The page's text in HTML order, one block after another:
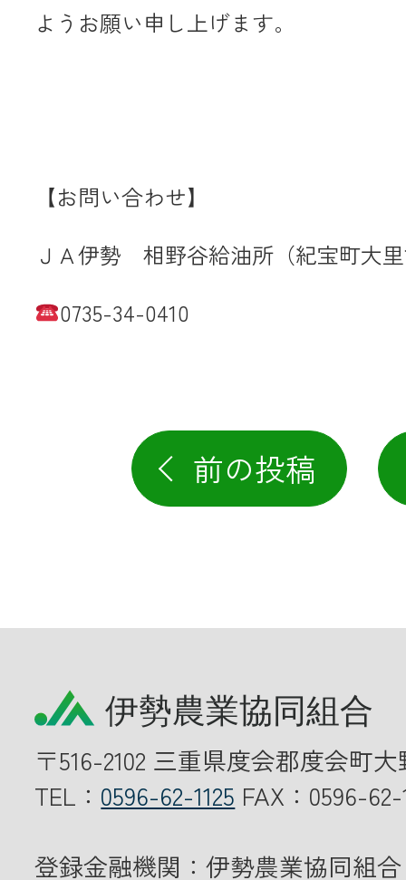
ようお願い申し上げます。
【お問い合わせ】
ＪＡ伊勢 相野谷給油所（紀宝町大
0735-34-0410
前の投稿
〒516-2102 三重県度会郡度会町
TEL： 0596-62-1125 FAX：0596-62-
登録金融機関：伊勢農業協同組合